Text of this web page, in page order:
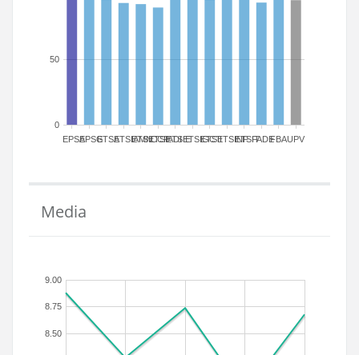
EPSAEPSGETSAETSIAMN
ETSICCP
ETSIADI
ETSIEETSIGCT
ETSIIETSINFETSITFADEFBAUPV
0
50
Media
8.50
8.75
9.00